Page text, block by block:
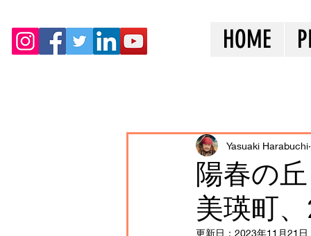
HOME
陽春の
美瑛町
Yasuaki Harabuchi
更新日： 2023年11月21日